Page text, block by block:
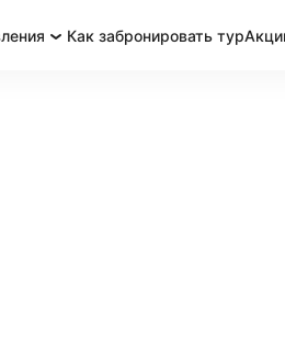
Как забронировать тур